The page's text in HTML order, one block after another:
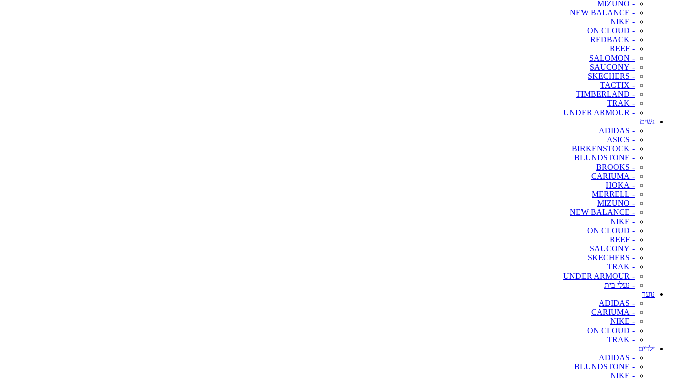
- MIZUNO
- NEW BALANCE
- NIKE
- ON CLOUD
- REDBACK
- REEF
- SALOMON
- SAUCONY
- SKECHERS
- TACTIX
- TIMBERLAND
- TRAK
- UNDER ARMOUR
נשים
- ADIDAS
- ASICS
- BIRKENSTOCK
- BLUNDSTONE
- BROOKS
- CARIUMA
- HOKA
- MERRELL
- MIZUNO
- NEW BALANCE
- NIKE
- ON CLOUD
- REEF
- SAUCONY
- SKECHERS
- TRAK
- UNDER ARMOUR
- נעלי בית
נוער
- ADIDAS
- CARIUMA
- NIKE
- ON CLOUD
- TRAK
ילדים
- ADIDAS
- BLUNDSTONE
- NIKE